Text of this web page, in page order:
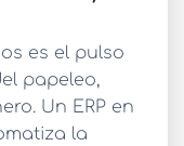
es el pulso
papeleo,
Un ERP en
la